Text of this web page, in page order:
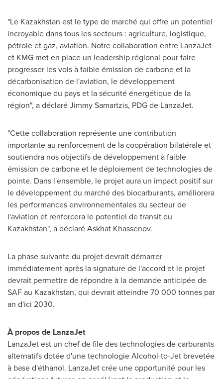
"Le Kazakhstan est le type de marché qui offre un potentiel
incroyable dans tous les secteurs : agriculture, logistique,
pétrole et gaz, aviation. Notre collaboration entre LanzaJet
et KMG met en place un leadership régional pour faire
progresser les vols à faible émission de carbone et la
décarbonisation de l'aviation, le développement
économique du pays et la sécurité énergétique de la
région", a déclaréJimmy Samartzis, PDG de LanzaJet.
"Cette collaboration représente une contribution
importante au renforcement de la coopération bilatérale et
soutiendra nos objectifs de développement à faible
émission de carbone et le déploiement de technologies de
pointe. Dans l'ensemble, le projet aura un impact positif sur
le développement du marché des biocarburants, améliorera
les performances environnementales du secteur de
l'aviation et renforcera le potentiel de transit du
Kazakhstan", a déclaré Askhat Khassenov.
La phase suivante du projet devrait démarrer
immédiatement après la signature de l'accord et le projet
devrait permettre de répondre à la demande anticipée de
SAF au Kazakhstan, qui devrait atteindre 70 000 tonnes par
an d'ici 2030.
À propos de LanzaJet
LanzaJet est un chef de file des technologies de carburants
alternatifs dotée d'une technologie Alcohol-to-Jet brevetée
à base d'éthanol. LanzaJet crée une opportunité pour les